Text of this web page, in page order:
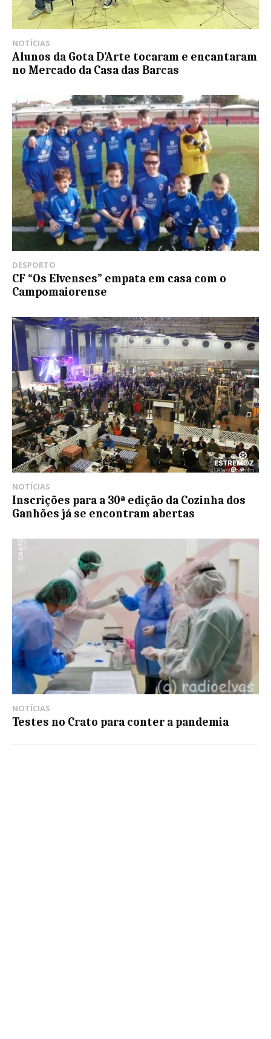
NOTÍCIAS
Alunos da Gota D’Arte tocaram e encantaram
no Mercado da Casa das Barcas
DESPORTO
CF “Os Elvenses” empata em casa com o
Campomaiorense
NOTÍCIAS
Inscrições para a 30ª edição da Cozinha dos
Ganhões já se encontram abertas
NOTÍCIAS
Testes no Crato para conter a pandemia